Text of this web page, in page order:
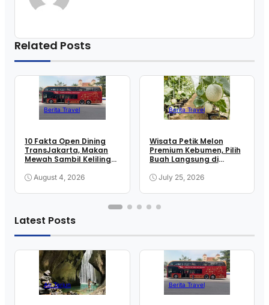
Related Posts
Berita Travel
10 Fakta Open Dining
TransJakarta, Makan
Mewah Sambil Keliling
August 4, 2026
Berita Travel
Wisata Petik Melon
Premium Kebumen, Pilih
Buah Langsung di
July 25, 2026
Latest Posts
Air Terjun Berita Travel